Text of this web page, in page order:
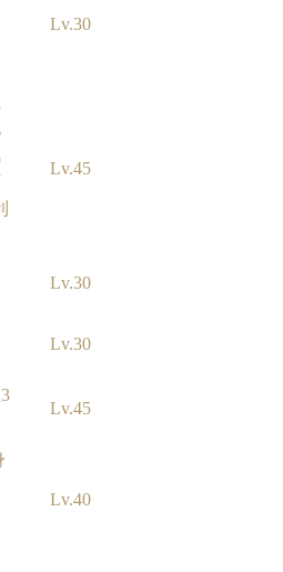
Lv.30
Lv.45
Lv.30
Lv.30
Lv.45
Lv.40